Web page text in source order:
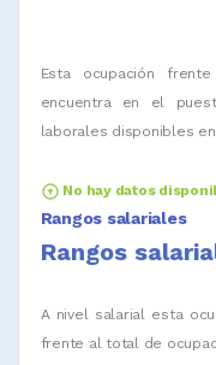
Esta ocupación
encuentra en el
laborales disponibles
arrow_circle_up No hay datos
Rangos salariales
Rangos
A nivel salarial esta
frente al total de